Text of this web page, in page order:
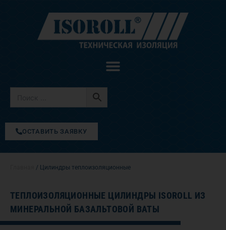
содержимому
ОСТАВИТЬ ЗАЯВКУ
/ Цилиндры теплоизоляционные
ТЕПЛОИЗОЛЯЦИОННЫЕ ЦИЛИНДРЫ ISOROLL ИЗ
МИНЕРАЛЬНОЙ БАЗАЛЬТОВОЙ ВАТЫ